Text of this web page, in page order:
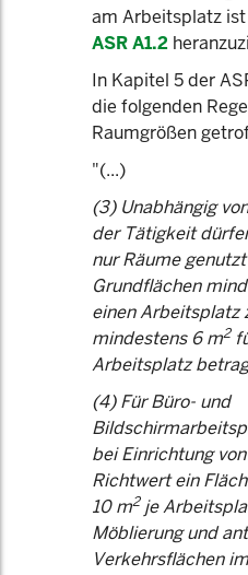
am Arbeitsplatz
ASR A1.2
In Kapitel 5 der
die folgenden
Raumgrößen
"(...)
(3) Unabhängig
der Tätigkeit
nur Räume
Grundflächen
einen Arbeitsplatz
mindestens 6 m2
Arbeitsplatz
(4) Für Büro- und
bei Einrichtung
Richtwert ein
10 m2je
Möblierung und
Verkehrsflächen